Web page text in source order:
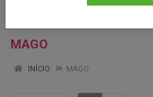
MAGO
INÍCIO MAGO